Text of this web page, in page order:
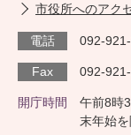
市役所へのアク
電話 092-
Fax 092-
開庁時間
午前8時
末年始を